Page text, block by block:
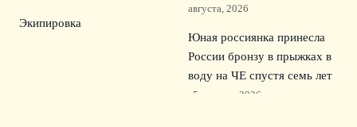
Экипировка
августа, 2026
Юная россиянка принесла
России бронзу в прыжках в
воду на ЧЕ спустя семь лет
5 августа, 2026